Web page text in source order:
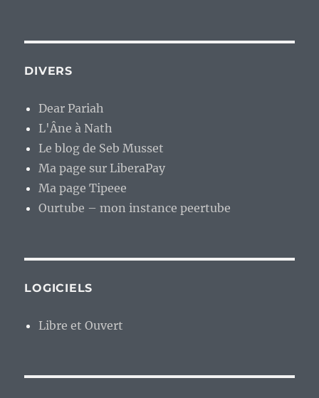
DIVERS
Dear Pariah
L'Âne à Nath
Le blog de Seb Musset
Ma page sur LiberaPay
Ma page Tipeee
Ourtube – mon instance peertube
LOGICIELS
Libre et Ouvert